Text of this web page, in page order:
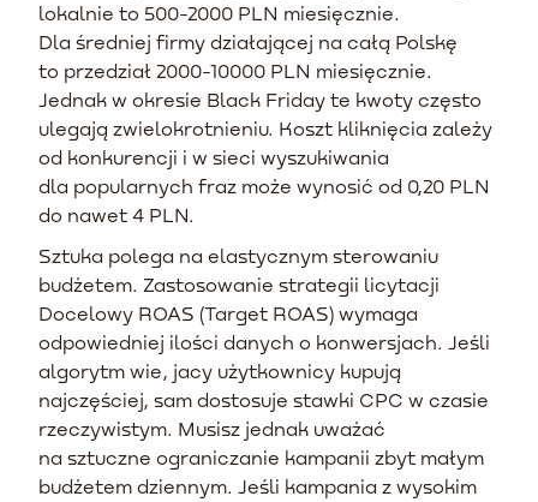
lokalnie to 500-2000 PLN miesięcznie.
Dla średniej firmy działającej na całą Polskę
to przedział 2000-10000 PLN miesięcznie.
Jednak w okresie Black Friday te kwoty często
ulegają zwielokrotnieniu. Koszt kliknięcia zależy
od konkurencji i w sieci wyszukiwania
dla popularnych fraz może wynosić od 0,20 PLN
do nawet 4 PLN.
Sztuka polega na elastycznym sterowaniu
budżetem. Zastosowanie strategii licytacji
Docelowy ROAS (Target ROAS) wymaga
odpowiedniej ilości danych o konwersjach. Jeśli
algorytm wie, jacy użytkownicy kupują
najczęściej, sam dostosuje stawki CPC w czasie
rzeczywistym. Musisz jednak uważać
na sztuczne ograniczanie kampanii zbyt małym
budżetem dziennym. Jeśli kampania z wysokim